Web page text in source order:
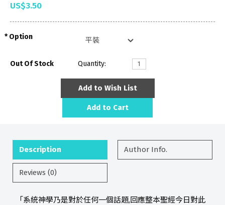
US$3.50
Option
Out Of Stock Quantity:
Add to Wish List
Add to Cart
Description Author Info.
Reviews (0)
「系統神學乃是對於任何一個話題,回應整本聖經今日對此